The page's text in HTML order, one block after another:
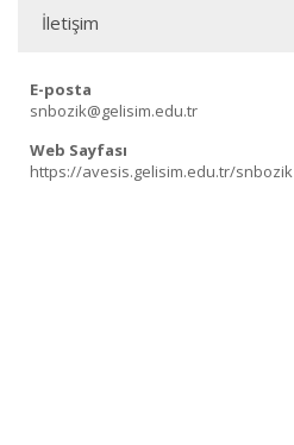
İletişim
E-posta
snbozik@gelisim.edu.tr
Web Sayfası
https://avesis.gelisim.edu.tr/snbozik